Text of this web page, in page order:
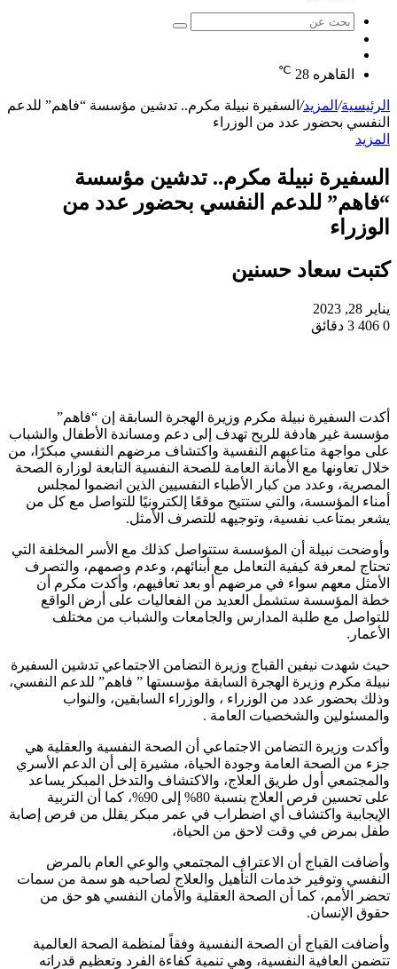
بحث
عشوائي
القاهره 28
℃
الرئيسية/ المزيد/ السفيرة نبيلة مكرم.. تدشين مؤسسة “فاهم” للدعم
النفسي بحضور عدد من الوزراء
المزيد
السفيرة نبيلة مكرم.. تدشين مؤسسة
“فاهم” للدعم النفسي بحضور عدد من
الوزراء
كتبت سعاد حسنين
يناير 28, 2023
0
3 دقائق
أكدت السفيرة نبيلة مكرم وزيرة الهجرة السابقة إن “فاهم”
مؤسسة غير هادفة للربح تهدف إلى دعم ومساندة الأطفال والشباب
على مواجهة متاعبهم النفسية واكتشاف مرضهم النفسي مبكرًا، من
خلال تعاونها مع الأمانة العامة للصحة النفسية التابعة لوزارة الصحة
المصرية، وعدد من كبار الأطباء النفسيين الذين انضموا لمجلس
أمناء المؤسسة، والتي ستتيح موقعًا إلكترونيًا للتواصل مع كل من
يشعر بمتاعب نفسية، وتوجيهه للتصرف الأمثل.
وأوضحت نبيلة أن المؤسسة ستتواصل كذلك مع الأسر المخلفة التي
تحتاج لمعرفة كيفية التعامل مع أبنائهم، وعدم وصمهم، والتصرف
الأمثل معهم سواء في مرضهم أو بعد تعافيهم، وأكدت مكرم أن
خطة المؤسسة ستشمل العديد من الفعاليات على أرض الواقع
للتواصل مع طلبة المدارس والجامعات والشباب من مختلف
الأعمار.
حيث شهدت نيفين القباج وزيرة التضامن الاجتماعي تدشين السفيرة
نبيلة مكرم وزيرة الهجرة السابقة مؤسستها ” فاهم” للدعم النفسي،
وذلك بحضور عدد من الوزراء ، والوزراء السابقين، والنواب
والمسئولين والشخصيات العامة .
وأكدت وزيرة التضامن الاجتماعي أن الصحة النفسية والعقلية هي
جزء من الصحة العامة وجودة الحياة، مشيرة إلى أن الدعم الأسري
والمجتمعي أول طريق العلاج، والاكتشاف والتدخل المبكر يساعد
على تحسين فرص العلاج بنسبة 80% إلى 90%، كما أن التربية
الإيجابية واكتشاف أي اضطراب في عمر مبكر يقلل من فرص إصابة
طفل بمرض في وقت لاحق من الحياة،
وأضافت القباج أن الاعتراف المجتمعي والوعي العام بالمرض
النفسي وتوفير خدمات التأهيل والعلاج لصاحبه هو سمة من سمات
تحضر الأمم، كما أن الصحة العقلية والأمان النفسي هو حق من
حقوق الإنسان.
وأضافت القباج أن الصحة النفسية وفقاً لمنظمة الصحة العالمية
تتضمن العافية النفسية، وهي تنمية كفاءة الفرد وتعظيم قدراته